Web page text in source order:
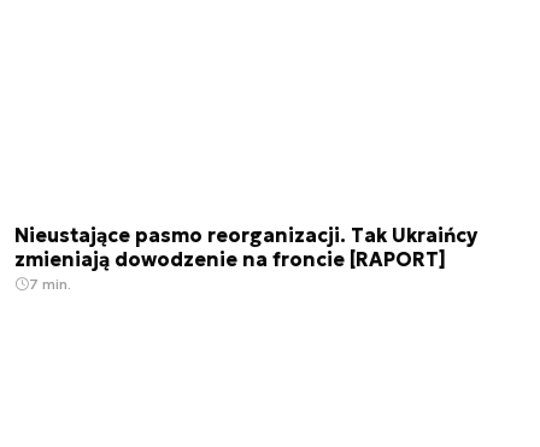
Nieustające pasmo reorganizacji. Tak Ukraińcy
zmieniają dowodzenie na froncie [RAPORT]
7 min.